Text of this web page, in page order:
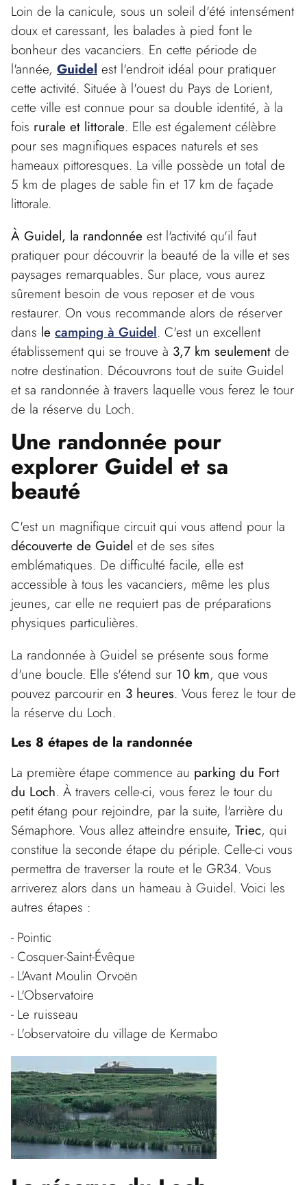
Loin de la canicule, sous un soleil d'été intensément
doux et caressant, les balades à pied font le
bonheur des vacanciers. En cette période de
l'année, Guidel est l'endroit idéal pour pratiquer
cette activité. Située à l'ouest du Pays de Lorient,
cette ville est connue pour sa double identité, à la
fois rurale et littorale. Elle est également célèbre
pour ses magnifiques espaces naturels et ses
hameaux pittoresques. La ville possède un total de
5 km de plages de sable fin et 17 km de façade
littorale.
À Guidel, la randonnée est l'activité qu'il faut
pratiquer pour découvrir la beauté de la ville et ses
paysages remarquables. Sur place, vous aurez
sûrement besoin de vous reposer et de vous
restaurer. On vous recommande alors de réserver
dans le camping à Guidel. C'est un excellent
établissement qui se trouve à 3,7 km seulement de
notre destination. Découvrons tout de suite Guidel
et sa randonnée à travers laquelle vous ferez le tour
de la réserve du Loch.
Une randonnée pour
explorer Guidel et sa
beauté
C'est un magnifique circuit qui vous attend pour la
découverte de Guidel et de ses sites
emblématiques. De difficulté facile, elle est
accessible à tous les vacanciers, même les plus
jeunes, car elle ne requiert pas de préparations
physiques particulières.
La randonnée à Guidel se présente sous forme
d'une boucle. Elle s'étend sur 10 km, que vous
pouvez parcourir en 3 heures. Vous ferez le tour de
la réserve du Loch.
Les 8 étapes de la randonnée
La première étape commence au parking du Fort
du Loch. À travers celle-ci, vous ferez le tour du
petit étang pour rejoindre, par la suite, l'arrière du
Sémaphore. Vous allez atteindre ensuite, Triec, qui
constitue la seconde étape du périple. Celle-ci vous
permettra de traverser la route et le GR34. Vous
arriverez alors dans un hameau à Guidel. Voici les
autres étapes :
Pointic
Cosquer-Saint-Évêque
L'Avant Moulin Orvoën
L'Observatoire
Le ruisseau
L'observatoire du village de Kermabo